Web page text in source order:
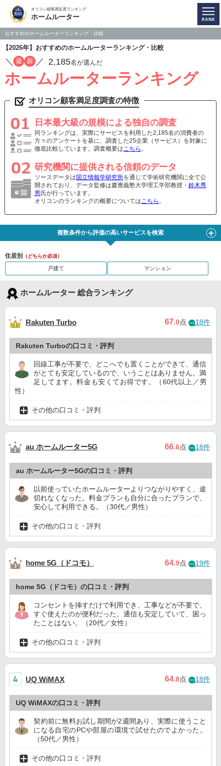
オリコン顧客満足度ランキング
ホームルーター
おすすめのホームルーターランキング・比較
【2026年】おすすめのホームルーターランキング・比較
／ 最 新 ／ 2,185名が選んだ
ホームルーターランキング
オリコン顧客満足度調査の特徴
日本最大級の規模による独自の調査
同ランキングは、実際にサービスを利用した2,185名の消費者の
方々のアンケートを基に、調査した25企業（サービス）を対象に
徹底比較しています。調査概要はこちら 。
研究機関に提供される信頼のデータ
ソースデータは 国立情報学研究所を通じて学術研究機関に全て公
開されており、データ監修は慶應義塾大学理工学部教授・ 鈴木秀
男 氏が行っています。
オリコンのランキングの概要についてはこちら 。
複数条件から評価の高いサービスを検索
住居別 （どちらか必須）
戸建て マンション
ホームルーター 総合ランキング
Rakuten Turbo 67.0点 18件
Rakuten Turboの口コミ・評判
回線工事が不要で、どこへでも置くことができて、通信
がとても安定しているので、いうことはありません。満
足してます。料金も安くてお得です。（60代以上／男
性）
その他の口コミ・評判
au ホームルーター5G 66.6点 18件
au ホームルーター5Gの口コミ・評判
以前使っていたホームルーターよりつながりやすく、途
切れなくなった。料金プランも自分に合ったプランで、
安心して利用できる。（30代／男性）
その他の口コミ・評判
home 5G（ドコモ） 64.9点 19件
home 5G（ドコモ）の口コミ・評判
コンセントを挿すだけで利用でき、工事などが不要で、
すぐ使えたのが便利だった。通信も安定していて、困っ
たことはない。（20代／女性）
その他の口コミ・評判
UQ WiMAX 64.8点 18件
UQ WiMAXの口コミ・評判
契約前に無料お試し期間が2週間あり、実際に使うこと
になる自宅のPCや部屋の環境で試せたのでよかった。
（50代／男性）
その他の口コミ・評判